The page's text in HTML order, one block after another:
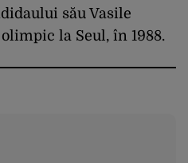
său Vasile
la Seul, în 1988.